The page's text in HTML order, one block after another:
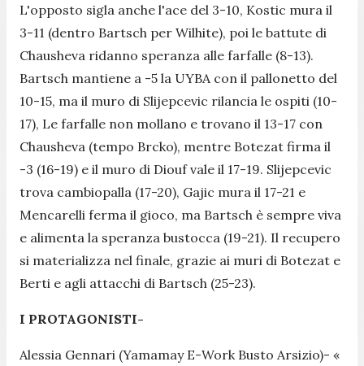
L'opposto sigla anche l'ace del 3-10, Kostic mura il
3-11 (dentro Bartsch per Wilhite), poi le battute di
Chausheva ridanno speranza alle farfalle (8-13).
Bartsch mantiene a -5 la UYBA con il pallonetto del
10-15, ma il muro di Slijepcevic rilancia le ospiti (10-
17), Le farfalle non mollano e trovano il 13-17 con
Chausheva (tempo Brcko), mentre Botezat firma il
-3 (16-19) e il muro di Diouf vale il 17-19. Slijepcevic
trova cambiopalla (17-20), Gajic mura il 17-21 e
Mencarelli ferma il gioco, ma Bartsch è sempre viva
e alimenta la speranza bustocca (19-21). Il recupero
si materializza nel finale, grazie ai muri di Botezat e
Berti e agli attacchi di Bartsch (25-23).
I PROTAGONISTI-
Alessia Gennari (Yamamay E-Work Busto Arsizio)- «